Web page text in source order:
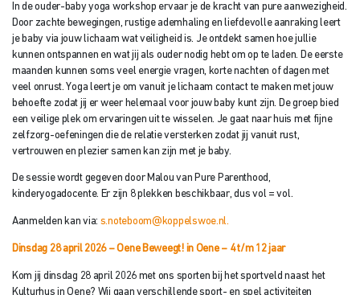
In de ouder-baby yoga workshop ervaar je de kracht van pure aanwezigheid.
Door zachte bewegingen, rustige ademhaling en liefdevolle aanraking leert
je baby via jouw lichaam wat veiligheid is. Je ontdekt samen hoe jullie
kunnen ontspannen en wat jij als ouder nodig hebt om op te laden. De eerste
maanden kunnen soms veel energie vragen, korte nachten of dagen met
veel onrust. Yoga leert je om vanuit je lichaam contact te maken met jouw
behoefte zodat jij er weer helemaal voor jouw baby kunt zijn. De groep bied
een veilige plek om ervaringen uit te wisselen. Je gaat naar huis met fijne
zelfzorg-oefeningen die de relatie versterken zodat jij vanuit rust,
vertrouwen en plezier samen kan zijn met je baby.
De sessie wordt gegeven door Malou van Pure Parenthood,
kinderyogadocente. Er zijn 8 plekken beschikbaar, dus vol = vol.
Aanmelden kan via: s.noteboom@koppelswoe.nl.
Dinsdag 28 april 2026 – Oene Beweegt! in Oene – 4 t/m 12 jaar
Kom jij dinsdag 28 april 2026 met ons sporten bij het sportveld naast het
Kulturhus in Oene? Wij gaan verschillende sport- en spel activiteiten